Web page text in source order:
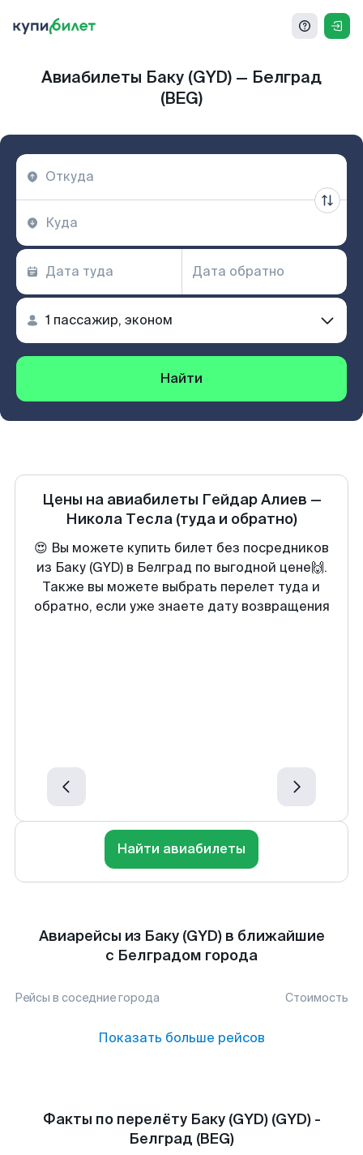
Авиабилеты Баку (GYD) — Белград
(BEG)
Найти
Цены на авиабилеты Гейдар Алиев —
Никола Тесла (туда и обратно)
😍 Вы можете купить билет без посредников
из Баку (GYD) в Белград по выгодной цене🙌.
Также вы можете выбрать перелет туда и
обратно, если уже знаете дату возвращения
Найти авиабилеты
Авиарейсы из Баку (GYD) в ближайшие
с Белградом города
Рейсы в соседние города Стоимость
Показать больше рейсов
Факты по перелёту Баку (GYD) (GYD) -
Белград (BEG)